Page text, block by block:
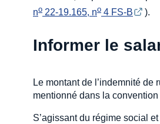
no 22-19.165, no 4 FS-B ).
Informer le
Le montant de l’indemnité
mentionné dans la
S’agissant du régime social